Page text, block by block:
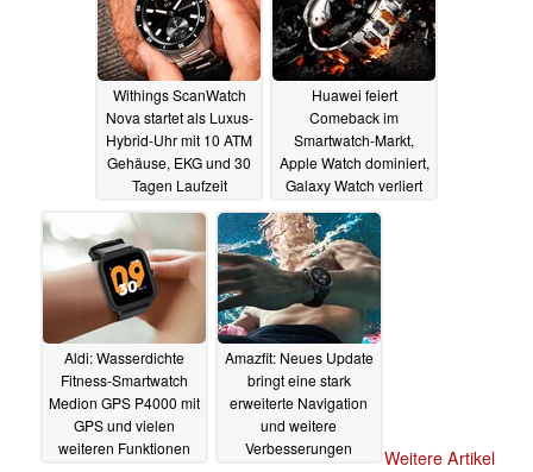
Withings ScanWatch
Nova startet als Luxus-
Hybrid-Uhr mit 10 ATM
Gehäuse, EKG und 30
Tagen Laufzeit
05.12.2023
Huawei feiert
Comeback im
Smartwatch-Markt,
Apple Watch dominiert,
Galaxy Watch verliert
Marktanteile04.12.2023
Aldi: Wasserdichte
Fitness-Smartwatch
Medion GPS P4000 mit
GPS und vielen
weiteren Funktionen
Amazfit: Neues Update
bringt eine stark
erweiterte Navigation
und weitere
Verbesserungen
Weitere Artikel